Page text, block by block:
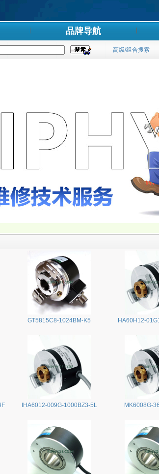
品牌导航
高级/组合搜索
GT5815C8-1024BM-K5 HA60H12-
IHA6012-009G-1000BZ3-5L MK6008G-